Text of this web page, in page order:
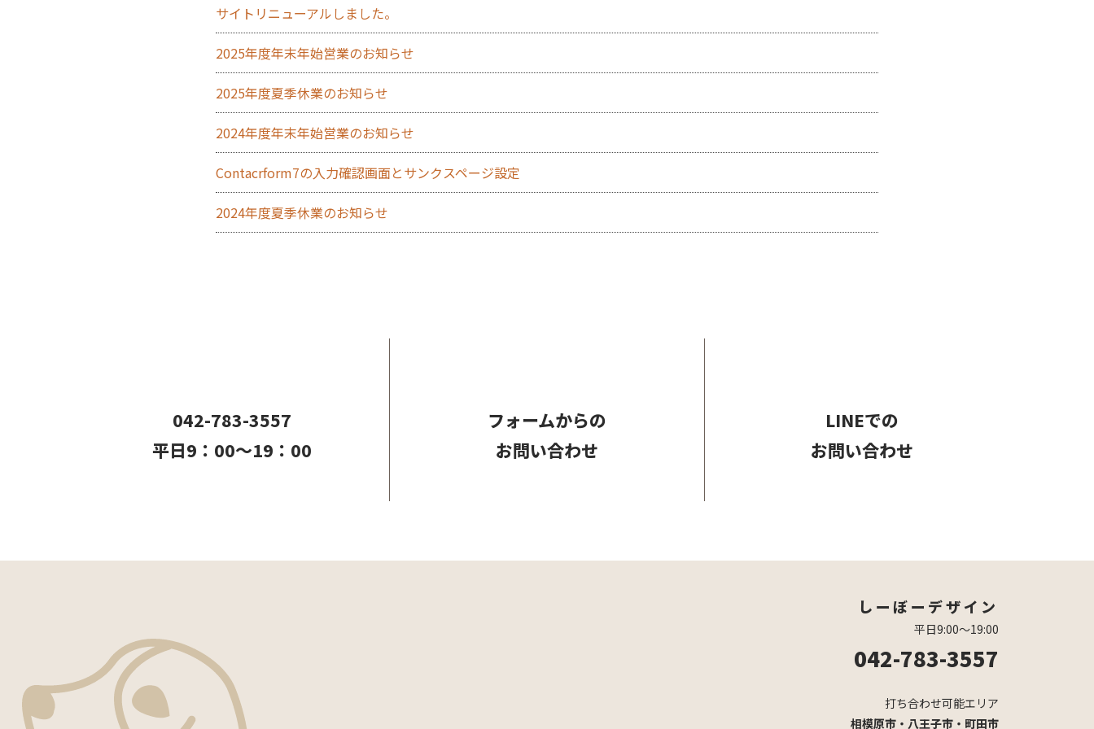
サイトリニューアルしました。
2025年度年末年始営業のお知らせ
2025年度夏季休業のお知らせ
2024年度年末年始営業のお知らせ
Contacrform7の入力確認画面とサンクスページ設定
2024年度夏季休業のお知らせ
042-783-3557
平日9：00〜19：00
フォームからの
お問い合わせ
LINEでの
お問い合わせ
しーぼーデザイン
平日9:00〜19:00
042-783-3557
打ち合わせ可能エリア
相模原市・八王子市・町田市